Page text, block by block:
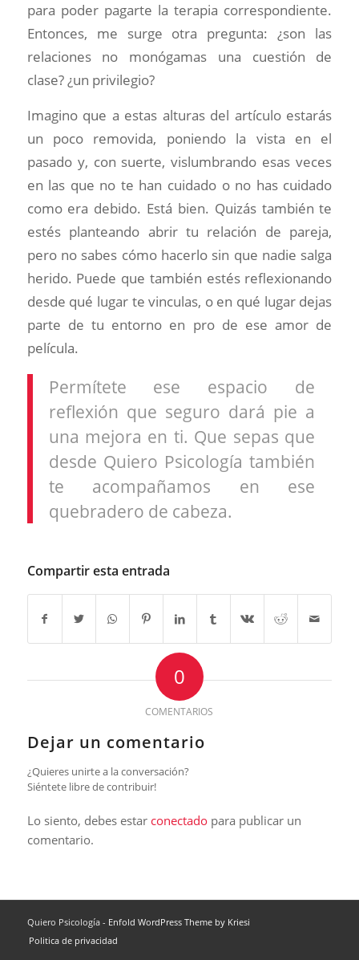
para poder pagarte la terapia correspondiente.
Entonces, me surge otra pregunta: ¿son las
relaciones no monógamas una cuestión de
clase? ¿un privilegio?
Imagino que a estas alturas del artículo estarás
un poco removida, poniendo la vista en el
pasado y, con suerte, vislumbrando esas veces
en las que no te han cuidado o no has cuidado
como era debido. Está bien. Quizás también te
estés planteando abrir tu relación de pareja,
pero no sabes cómo hacerlo sin que nadie salga
herido. Puede que también estés reflexionando
desde qué lugar te vinculas, o en qué lugar dejas
parte de tu entorno en pro de ese amor de
película.
Permítete ese espacio de
reflexión que seguro dará pie a
una mejora en ti. Que sepas que
desde Quiero Psicología también
te acompañamos en ese
quebradero de cabeza.
Compartir esta entrada
0
COMENTARIOS
Dejar un comentario
¿Quieres unirte a la conversación?
Siéntete libre de contribuir!
Lo siento, debes estar conectadopara publicar un
comentario.
Quiero Psicología - Enfold WordPress Theme by Kriesi
Politica de privacidad